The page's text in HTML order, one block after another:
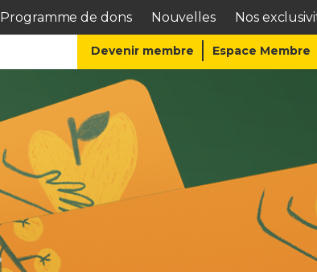
Programme de dons Nouvelles Nos
Devenir membre Espace Membre